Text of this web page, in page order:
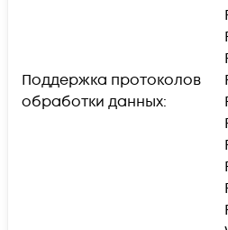
Поддержка протоколов
обработки данных: